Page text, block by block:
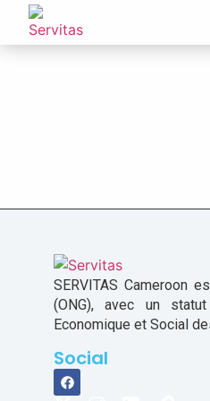
SERVITAS Cameroon
(ONG), avec un
Economique et Social
Social